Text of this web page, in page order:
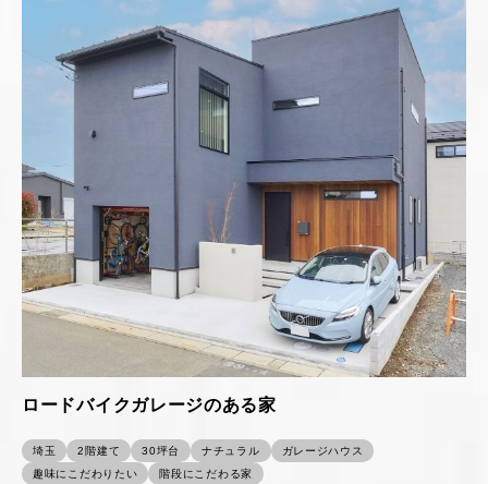
ロードバイクガレージのある家
埼玉 2階建て 30坪台 ナチュラル
ガレージハウス
趣味にこだわりたい
階段にこだわる家